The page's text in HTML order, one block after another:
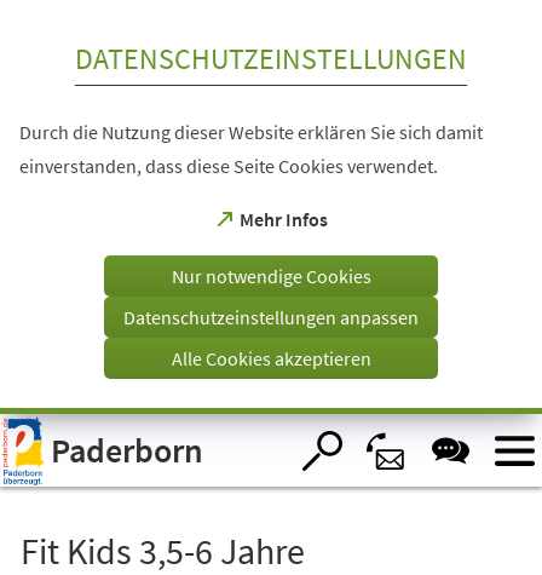
Visuelle
Assistenzsoftware
öffnen.
DATENSCHUTZEINSTELLUNGEN
Durch die Nutzung dieser Website erklären Sie sich damit
einverstanden, dass diese Seite Cookies verwendet.
Mehr Infos
(Öffnet
einem
Tab)
Nur notwendige Cookies
Datenschutzeinstellungen anpassen
Alle Cookies akzeptieren
Paderborn
Fit Kids 3,5-6 Jahre